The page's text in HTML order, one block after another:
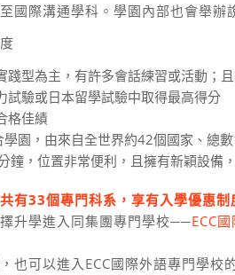
國際溝通學科。學園內部也會舉辦
踐型為主，有許多會話練習或活動；
試驗或日本留學試驗中取得最高得分
格佳績
學園，由來自全世界約42個國家、
鐘，位置非常便利，且擁有新穎設備
有33個專門科系，享有入學優惠制
升學進入同集團專門學校──ECC
也可以進入ECC國際外語專門學校